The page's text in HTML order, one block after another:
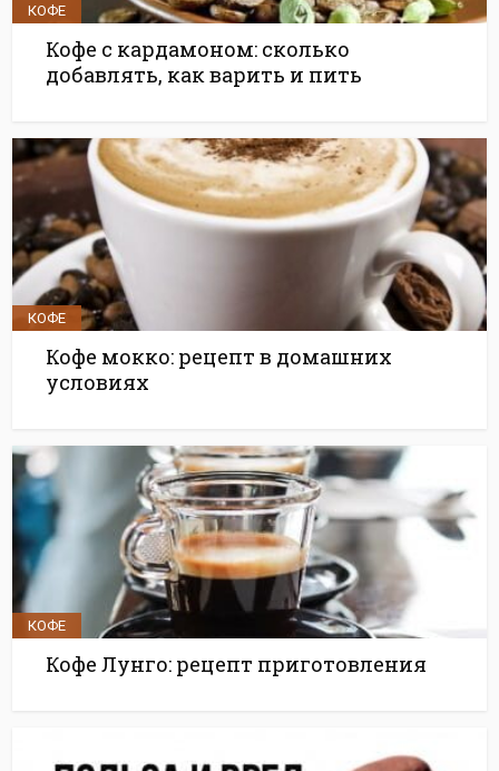
КОФЕ
Кофе с кардамоном: сколько
добавлять, как варить и пить
КОФЕ
Кофе мокко: рецепт в домашних
условиях
КОФЕ
Кофе Лунго: рецепт приготовления